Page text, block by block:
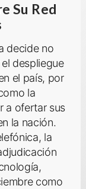
Su Red
decide no
despliegue
el país, por
la
a ofertar sus
la nación.
, la
como